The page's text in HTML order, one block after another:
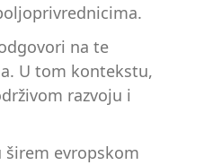
na te
U tom kontekstu,
razvoju i
širem evropskom